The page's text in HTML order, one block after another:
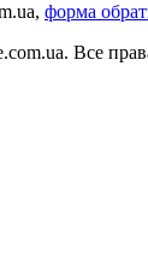
форма
Все